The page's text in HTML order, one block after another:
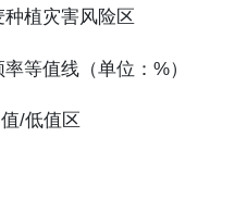
植灾害风险区
等值线（单位：%）
/低值区